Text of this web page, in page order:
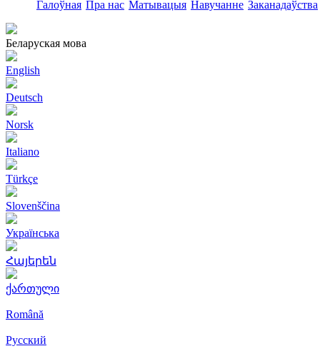
Галоўная Пра нас Матывацыя Навучанне Заканадаўства
Беларуская мова
English
Deutsch
Norsk
Italiano
Türkçe
Slovenščina
Українська
Հայերեն
ქართული
Română
Русский